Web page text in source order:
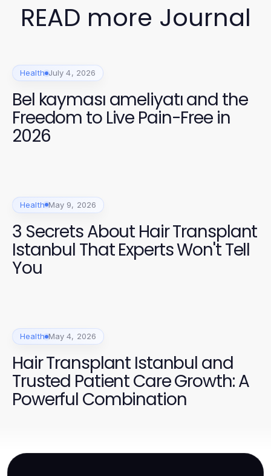
READ more Journal
Health July 4, 2026
Bel kayması ameliyatı and the
Freedom to Live Pain-Free in
2026
Health May 9, 2026
3 Secrets About Hair Transplant
Istanbul That Experts Won't Tell
You
Health May 4, 2026
Hair Transplant Istanbul and
Trusted Patient Care Growth: A
Powerful Combination